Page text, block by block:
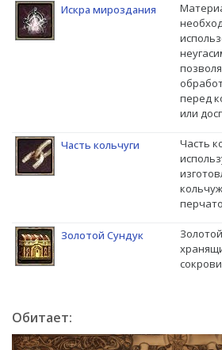
Искра мироздания
перед
или
Часть кольчуги
Часть
Золотой Сундук
Обитает: